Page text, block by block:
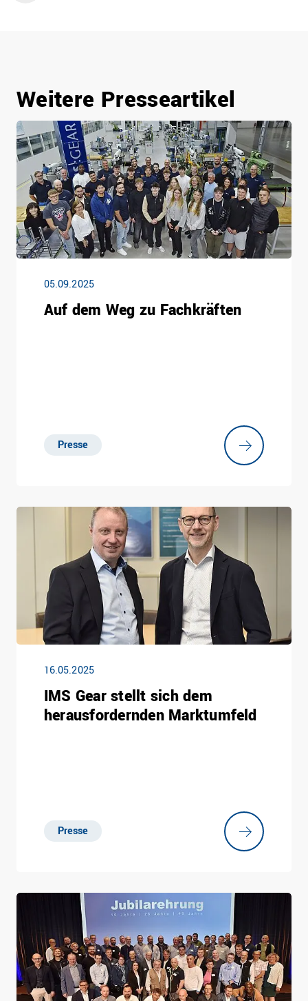
Weitere Presseartikel
05.09.2025
Auf dem Weg zu Fachkräften
Presse
16.05.2025
IMS Gear stellt sich dem
herausfordernden Marktumfeld
Presse